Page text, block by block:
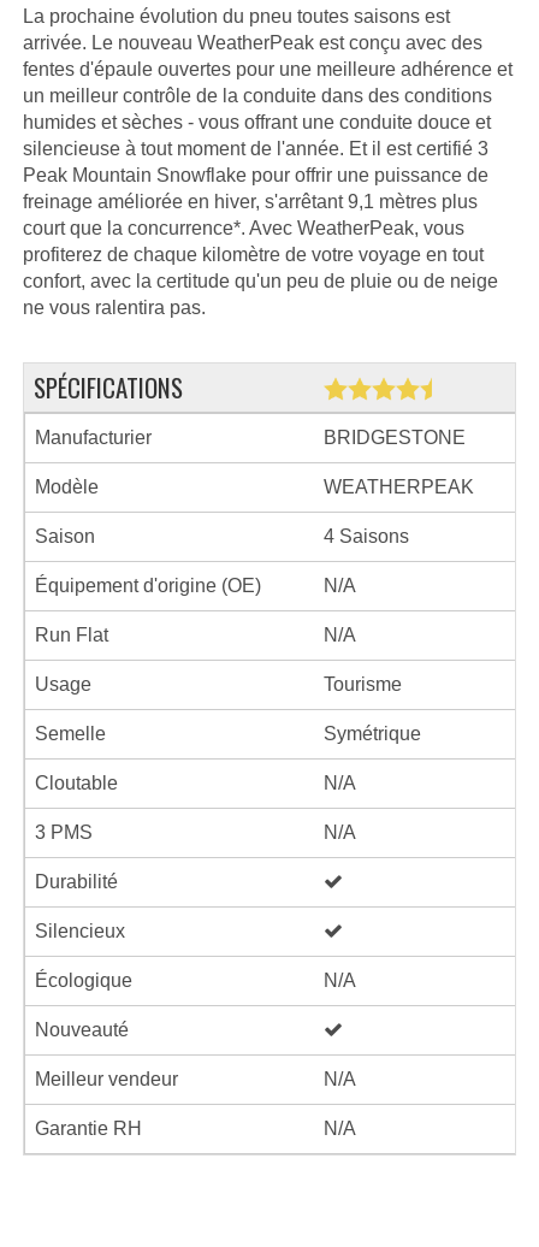
La prochaine évolution du pneu toutes saisons est
arrivée. Le nouveau WeatherPeak est conçu avec des
fentes d'épaule ouvertes pour une meilleure adhérence et
un meilleur contrôle de la conduite dans des conditions
humides et sèches - vous offrant une conduite douce et
silencieuse à tout moment de l'année. Et il est certifié 3
Peak Mountain Snowflake pour offrir une puissance de
freinage améliorée en hiver, s'arrêtant 9,1 mètres plus
court que la concurrence*. Avec WeatherPeak, vous
profiterez de chaque kilomètre de votre voyage en tout
confort, avec la certitude qu'un peu de pluie ou de neige
ne vous ralentira pas.
SPÉCIFICATIONS
Manufacturier BRIDGESTONE
Modèle WEATHERPEAK
Saison 4 Saisons
Équipement d'origine (OE) N/A
Run Flat N/A
Usage Tourisme
Semelle Symétrique
Cloutable N/A
3 PMS N/A
Durabilité
Silencieux
Écologique N/A
Nouveauté
Meilleur vendeur N/A
Garantie RH N/A